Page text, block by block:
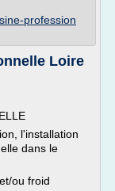
profession
Loire
l'installation
dans le
ou froid